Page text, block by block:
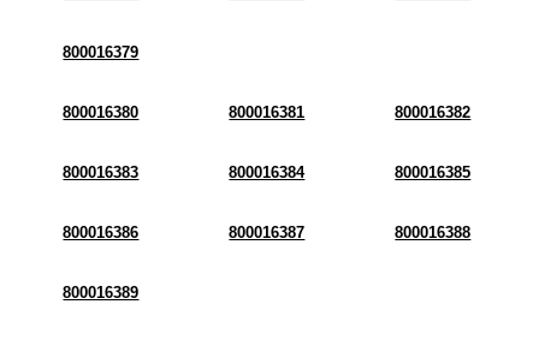
800016379
800016380 800016381 800016382
800016383 800016384 800016385
800016386 800016387 800016388
800016389